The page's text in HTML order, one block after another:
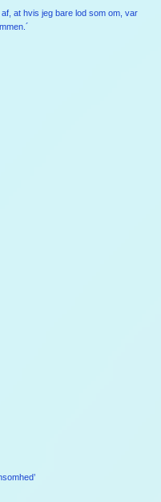
at hvis jeg bare lod som om, var